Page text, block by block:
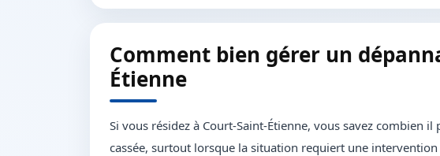
Comment bien gérer un
Étienne
Si vous résidez à Court-Saint-Étienne, vous savez combien
cassée, surtout lorsque la situation requiert une